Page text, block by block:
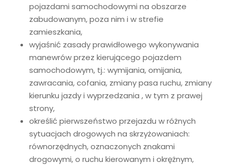
pojazdami samochodowymi na obszarze
zabudowanym, poza nim i w strefie
zamieszkania,
wyjaśnić zasady prawidłowego wykonywania
manewrów przez kierującego pojazdem
samochodowym, tj.: wymijania, omijania,
zawracania, cofania, zmiany pasa ruchu, zmiany
kierunku jazdy i wyprzedzania , w tym z prawej
strony,
określić pierwszeństwo przejazdu w różnych
sytuacjach drogowych na skrzyżowaniach:
równorzędnych, oznaczonych znakami
drogowymi, o ruchu kierowanym i okrężnym,